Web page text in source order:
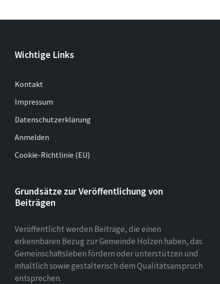
Wichtige Links
Kontakt
Impressum
Datenschutzerklärung
Anmelden
Cookie-Richtlinie (EU)
Grundsätze zur Veröffentlichung von
Beiträgen
Veröffentlicht werden Beiträge, die einen
erkennbaren Bezug zur Gemeinde Holzen haben, das
Gemeinschaftsleben fördern oder unterstützen und
inhaltlich sowie gestalterisch dem Qualitätsanspruch
entsprechen.